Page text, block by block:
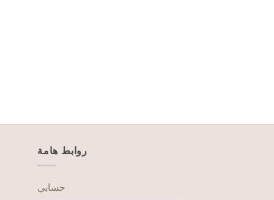
روابط هامة
حسابي